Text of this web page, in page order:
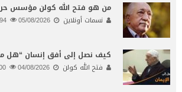
من هو فتح الله كولن مؤسس
نسمات أونلاين 05/08/2026
كيف نصل إلى أفق إنسان “هل
فتح الله كولن 04/08/2026